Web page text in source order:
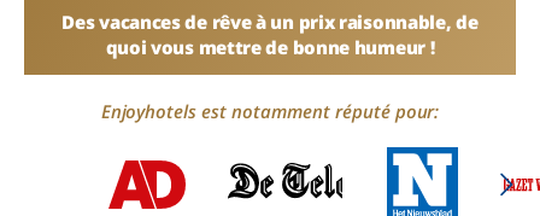
Des vacances de rêve à un prix raisonnable, de
quoi vous mettre de bonne humeur !
Enjoyhotels est notamment réputé pour: